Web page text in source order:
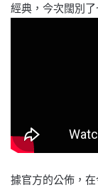
經典，今次闊別
據官方的公佈，